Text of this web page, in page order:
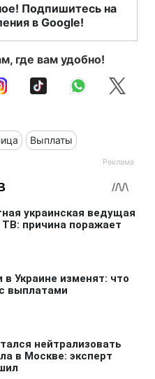
Подпишитесь на
в Google!
где вам удобно!
Выплаты